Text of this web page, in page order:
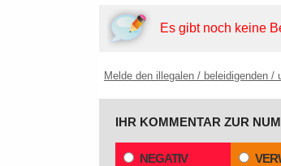
Es gibt noch keine
Melde den illegalen / beleidigenden /
IHR KOMMENTAR ZUR
NEGATIV